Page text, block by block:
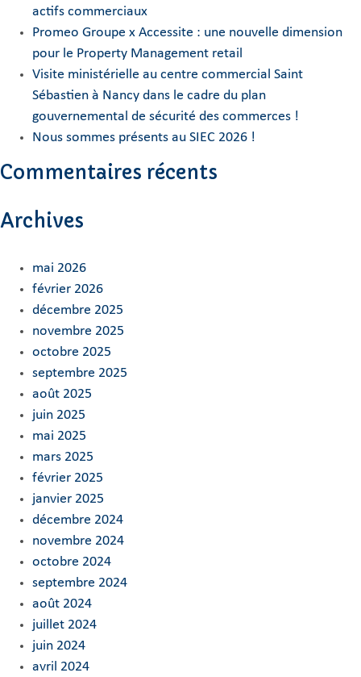
actifs commerciaux
Promeo Groupe x Accessite : une nouvelle dimension
pour le Property Management retail
Visite ministérielle au centre commercial Saint
Sébastien à Nancy dans le cadre du plan
gouvernemental de sécurité des commerces !
Nous sommes présents au SIEC 2026 !
Commentaires récents
Archives
mai 2026
février 2026
décembre 2025
novembre 2025
octobre 2025
septembre 2025
août 2025
juin 2025
mai 2025
mars 2025
février 2025
janvier 2025
décembre 2024
novembre 2024
octobre 2024
septembre 2024
août 2024
juillet 2024
juin 2024
avril 2024